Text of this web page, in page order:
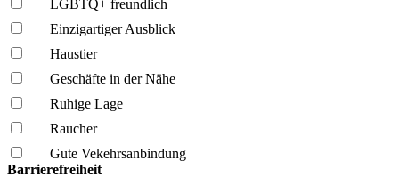
LGBTQ+ freundlich
Einzigartiger Ausblick
Haustier
Geschäfte in der Nähe
Ruhige Lage
Raucher
Gute Vekehrsanbindung
Barrierefreiheit